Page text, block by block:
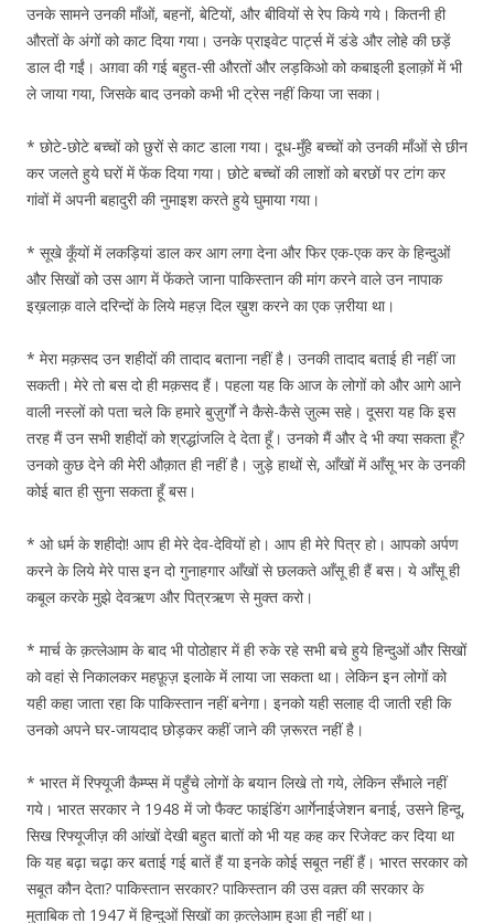
उनके सामने उनकी माँओं, बहनों, बेटियों, और बीवियों से रेप किये गये। कितनी ही
औरतों के अंगों को काट दिया गया। उनके प्राइवेट पार्ट्स में डंडे और लोहे की छड़ें
डाल दी गईं। अग़वा की गई बहुत-सी औरतों और लड़किओ को कबाइली इलाक़ों में भी
ले जाया गया, जिसके बाद उनको कभी भी ट्रेस नहीं किया जा सका।
* छोटे-छोटे बच्चों को छुरों से काट डाला गया। दूध-मुँहे बच्चों को उनकी माँओं से छीन
कर जलते हुये घरों में फेंक दिया गया। छोटे बच्चों की लाशों को बरछों पर टांग कर
गांवों में अपनी बहादुरी की नुमाइश करते हुये घुमाया गया।
* सूखे कूँयों में लकड़ियां डाल कर आग लगा देना और फिर एक-एक कर के हिन्दुओं
और सिखों को उस आग में फेंकते जाना पाकिस्तान की मांग करने वाले उन नापाक
इख़लाक़ वाले दरिन्दों के लिये महज़ दिल ख़ुश करने का एक ज़रीया था।
* मेरा मक़सद उन शहीदों की तादाद बताना नहीं है। उनकी तादाद बताई ही नहीं जा
सकती। मेरे तो बस दो ही मक़सद हैं। पहला यह कि आज के लोगों को और आगे आने
वाली नस्लों को पता चले कि हमारे बुज़ुर्गों ने कैसे-कैसे ज़ुल्म सहे। दूसरा यह कि इस
तरह मैं उन सभी शहीदों को श्रद्धांजलि दे देता हूँ। उनको मैं और दे भी क्या सकता हूँ?
उनको कुछ देने की मेरी औक़ात ही नहीं है। जुड़े हाथों से, आँखों में आँसू भर के उनकी
कोई बात ही सुना सकता हूँ बस।
* ओ धर्म के शहीदो! आप ही मेरे देव-देवियों हो। आप ही मेरे पित्र हो। आपको अर्पण
करने के लिये मेरे पास इन दो गुनाहगार आँखों से छलकते आँसू ही हैं बस। ये आँसू ही
कबूल करके मुझे देवऋण और पित्रऋण से मुक्त करो।
* मार्च के क़त्लेआम के बाद भी पोठोहार में ही रुके रहे सभी बचे हुये हिन्दुओं और सिखों
को वहां से निकालकर महफ़ूज़ इलाके में लाया जा सकता था। लेकिन इन लोगों को
यही कहा जाता रहा कि पाकिस्तान नहीं बनेगा। इनको यही सलाह दी जाती रही कि
उनको अपने घर-जायदाद छोड़कर कहीं जाने की ज़रूरत नहीं है।
* भारत में रिफ्यूजी कैम्प्स में पहुँचे लोगों के बयान लिखे तो गये, लेकिन सँभाले नहीं
गये। भारत सरकार ने 1948 में जो फैक्ट फाइंडिंग आर्गेनाईजेशन बनाई, उसने हिन्दू,
सिख रिफ्यूजीज़ की आंखों देखी बहुत बातों को भी यह कह कर रिजेक्ट कर दिया था
कि यह बढ़ा चढ़ा कर बताई गई बातें हैं या इनके कोई सबूत नहीं हैं। भारत सरकार को
सबूत कौन देता? पाकिस्तान सरकार? पाकिस्तान की उस वक़्त की सरकार के
मुताबिक तो 1947 में हिन्दुओं सिखों का क़त्लेआम हुआ ही नहीं था।